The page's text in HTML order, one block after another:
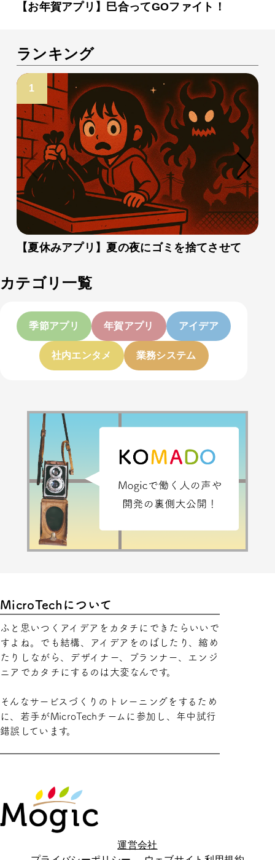
【お年賀アプリ】巳合ってGOファイト！
ランキング
【夏休みアプリ】夏の夜にゴミを捨てさせて
カテゴリ一覧
季節アプリ 年賀アプリ アイデア
社内エンタメ 業務システム
MicroTechについて
ふと思いつくアイデアをカタチにできたらいいで
すよね。でも結構、アイデアをのばしたり、縮め
たりしながら、デザイナー、プランナー、エンジ
ニアでカタチにするのは大変なんです。
そんなサービスづくりのトレーニングをするため
に、若手がMicroTechチームに参加し、年中試行
錯誤しています。
運営会社